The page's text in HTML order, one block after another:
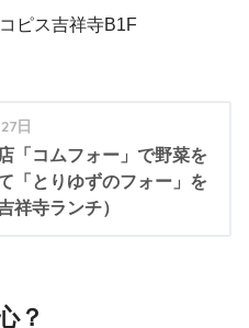
コピス吉祥寺B1F
日
「コムフォー」で野菜を
「とりゆずのフォー」を
祥寺ランチ）
？